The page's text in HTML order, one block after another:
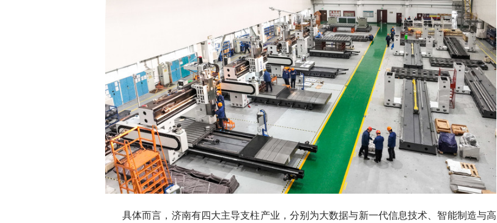
具体而言，济南有四大主导支柱产业，分别为大数据与新一代信息技术、智能制造与高